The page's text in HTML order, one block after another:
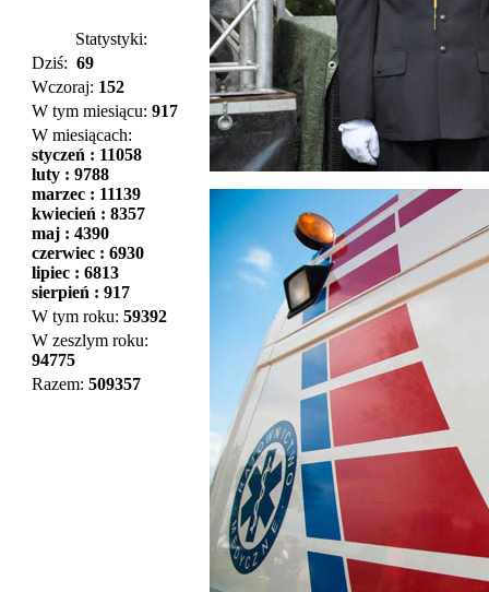
Statystyki:
Dziś: 69
Wczoraj: 152
W tym miesiącu: 917
W miesiącach:
styczeń : 11058
luty : 9788
marzec : 11139
kwiecień : 8357
maj : 4390
czerwiec : 6930
lipiec : 6813
sierpień : 917
W tym roku: 59392
W zeszlym roku:
94775
Razem: 509357